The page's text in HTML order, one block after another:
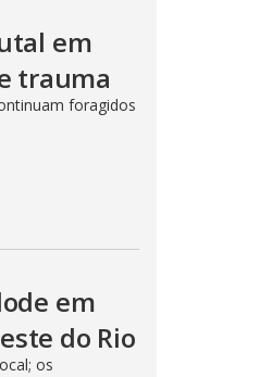
em
trauma
foragidos
em
do Rio
os